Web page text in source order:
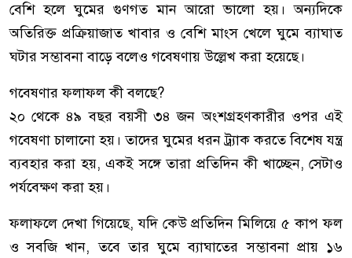
বেশি হলে ঘুমের গুণগত মান আরো ভালো হয়। অন্যদিকে
অতিরিক্ত প্রক্রিয়াজাত খাবার ও বেশি মাংস খেলে ঘুমে ব্যাঘাত
ঘটার সম্ভাবনা বাড়ে বলেও গবেষণায় উল্লেখ করা হয়েছে।
গবেষণার ফলাফল কী বলছে?
২০ থেকে ৪৯ বছর বয়সী ৩৪ জন অংশগ্রহণকারীর ওপর এই
গবেষণা চালানো হয়। তাদের ঘুমের ধরন ট্র্যাক করতে বিশেষ যন্ত্র
ব্যবহার করা হয়, একই সঙ্গে তারা প্রতিদিন কী খাচ্ছেন, সেটাও
পর্যবেক্ষণ করা হয়।
ফলাফলে দেখা গিয়েছে, যদি কেউ প্রতিদিন মিলিয়ে ৫ কাপ ফল
ও সবজি খান, তবে তার ঘুমে ব্যাঘাতের সম্ভাবনা প্রায় ১৬